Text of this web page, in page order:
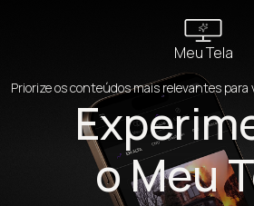
Meu Tela
Priorize os conteúdos mais relevantes para
o Meu